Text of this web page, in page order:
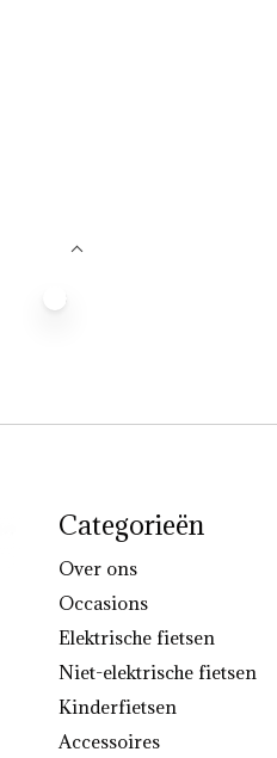
Categorieën
Over ons
Occasions
Elektrische fietsen
Niet-elektrische fietsen
Kinderfietsen
Accessoires